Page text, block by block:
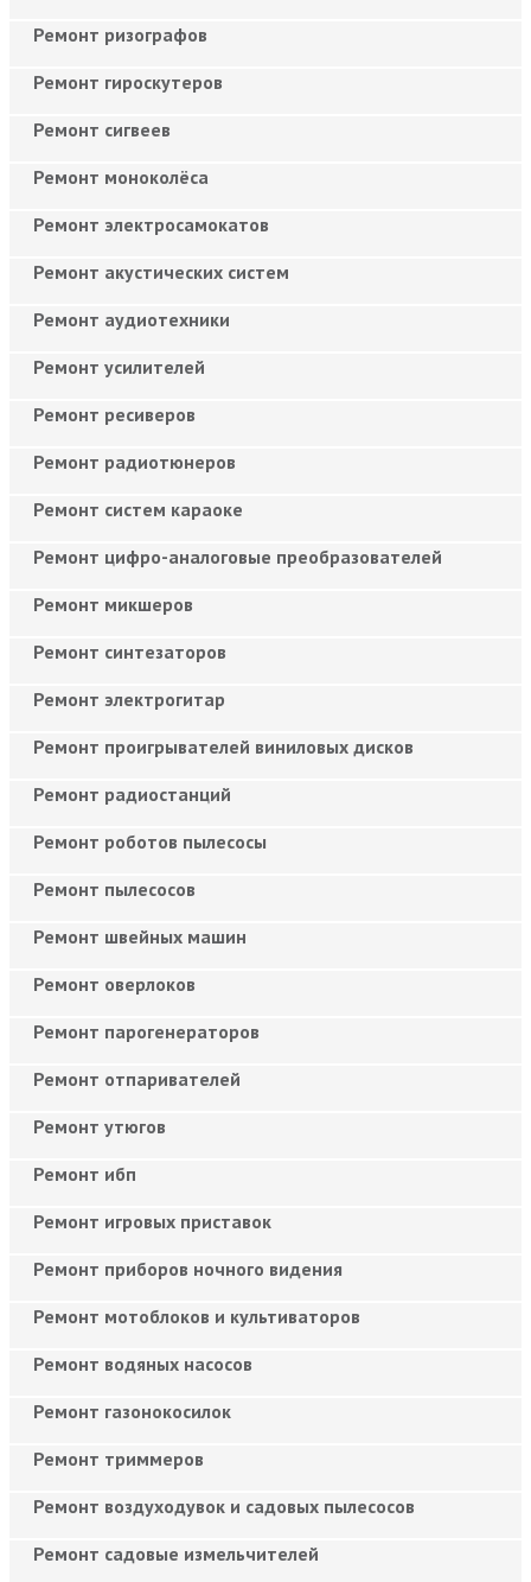
Ремонт ризографов
Ремонт гироскутеров
Ремонт сигвеев
Ремонт моноколёса
Ремонт электросамокатов
Ремонт акустических систем
Ремонт аудиотехники
Ремонт усилителей
Ремонт ресиверов
Ремонт радиотюнеров
Ремонт систем караоке
Ремонт цифро-аналоговые преобразователей
Ремонт микшеров
Ремонт синтезаторов
Ремонт электрогитар
Ремонт проигрывателей виниловых дисков
Ремонт радиостанций
Ремонт роботов пылесосы
Ремонт пылесосов
Ремонт швейных машин
Ремонт оверлоков
Ремонт парогенераторов
Ремонт отпаривателей
Ремонт утюгов
Ремонт ибп
Ремонт игровых приставок
Ремонт приборов ночного видения
Ремонт мотоблоков и культиваторов
Ремонт водяных насосов
Ремонт газонокосилок
Ремонт триммеров
Ремонт воздуходувок и садовых пылесосов
Ремонт садовые измельчителей